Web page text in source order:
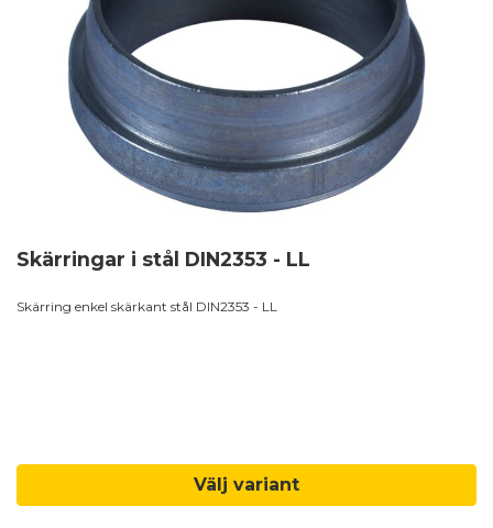
Skärringar i stål DIN2353 - LL
Skärring enkel skärkant stål DIN2353 - LL
Välj variant